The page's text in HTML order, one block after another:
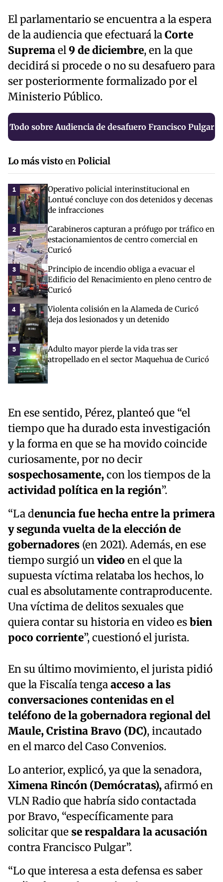
El parlamentario se encuentra a la espera
de la audiencia que efectuará laCorte
Supremael9 de diciembre, en la que
decidirá si procede o no su desafuero para
ser posteriormente formalizado por el
Ministerio Público.
Todo sobre Audiencia de desafuero Francisco Pulgar
Lo más vistoenPolicial
1
Operativo policial interinstitucional en
Lontué concluye con dos detenidos y decenas
de infracciones
2
Carabineros capturan a prófugo por tráfico en
estacionamientos de centro comercial en
Curicó
3
Principio de incendio obliga a evacuar el
Edificio del Renacimiento en pleno centro de
Curicó
4
Violenta colisión en la Alameda de Curicó
deja dos lesionados y un detenido
5
Adulto mayor pierde la vida tras ser
atropellado en el sector Maquehua de Curicó
En ese sentido, Pérez, planteó que “el
tiempo que ha durado esta investigación
y la forma en que se ha movido coincide
curiosamente, por no decir
sospechosamente,con los tiempos de la
actividad política en la región”.
“La denuncia fue hecha entre la primera
y segunda vuelta de la elección de
gobernadores (en 2021). Además, en ese
tiempo surgió unvideo en el que la
supuesta víctima relataba los hechos, lo
cual es absolutamente contraproducente.
Una víctima de delitos sexuales que
quiera contar su historia en video esbien
poco corriente”, cuestionó el jurista.
En su último movimiento, el jurista pidió
que la Fiscalía tengaacceso a las
conversaciones contenidas en el
teléfono de la gobernadora regional del
Maule, Cristina Bravo (DC), incautado
en el marco del Caso Convenios.
Lo anterior, explicó, ya que la senadora,
Ximena Rincón (Demócratas),afirmó en
VLN Radio que habría sido contactada
por Bravo, “específicamente para
solicitar que se respaldara la acusación
contra Francisco Pulgar”.
“Lo que interesa a esta defensa es saber